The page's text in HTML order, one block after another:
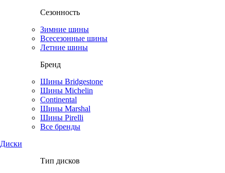
Сезонность
Зимние шины
Всесезонные шины
Летние шины
Бренд
Шины Bridgestone
Шины Michelin
Continental
Шины Marshal
Шины Pirelli
Все бренды
Диски
Тип дисков